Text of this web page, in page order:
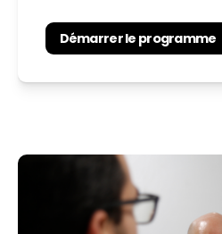
Démarrer le programme